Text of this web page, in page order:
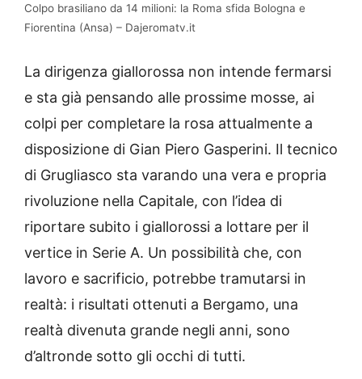
Colpo brasiliano da 14 milioni: la Roma sfida Bologna e
Fiorentina (Ansa) – Dajeromatv.it
La dirigenza giallorossa non intende fermarsi
e sta già pensando alle prossime mosse, ai
colpi per completare la rosa attualmente a
disposizione di Gian Piero Gasperini. Il tecnico
di Grugliasco sta varando una vera e propria
rivoluzione nella Capitale, con l’idea di
riportare subito i giallorossi a lottare per il
vertice in Serie A. Un possibilità che, con
lavoro e sacrificio, potrebbe tramutarsi in
realtà: i risultati ottenuti a Bergamo, una
realtà divenuta grande negli anni, sono
d’altronde sotto gli occhi di tutti.